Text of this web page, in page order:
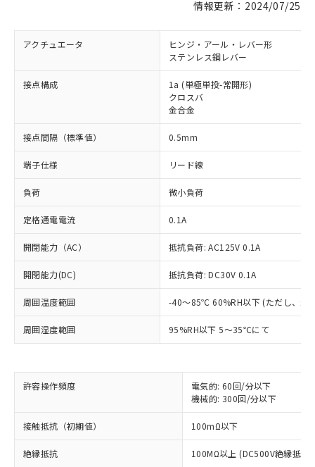
情報更新：2024/07/25
アクチュエータ
ヒンジ・アール・レバー形
ステンレス鋼レバー
接点構成
1a (単極単投-常開形)
クロスバ
金合金
接点間隔（標準値） 0.5mm
端子仕様 リード線
負荷 微小負荷
定格通電電流 0.1A
開閉能力（AC） 抵抗負荷: AC125V 0.1A
開閉能力(DC) 抵抗負荷: DC30V 0.1A
周囲温度範囲 -40～85℃ 60%RH以下 (ただし、氷
周囲湿度範囲 95%RH以下 5～35℃にて
許容操作頻度
電気的: 60回/分以下
機械的: 300回/分以下
接触抵抗（初期値） 100mΩ以下
絶縁抵抗 100MΩ以上 (DC500V絶縁抵抗
ご利用条件
以下の条件をお読みいただき、同意のうえ
※1 対応状況
対応済み：EU RoHS指令（10物質）の
対応予定：EU RoHS指令（10物質）の非含
有に対応した製品に切り替える予定のある
対応予定なし：EU RoHS指令（10物質）の
非含有に非対応の商品で、対応品を出す予
調査・確認中：EU RoHS指令（10物質）の